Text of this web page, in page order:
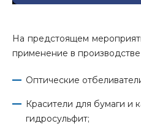
На предстоящем
применение в
Оптические
Красители для бумаги и
гидросульфит;